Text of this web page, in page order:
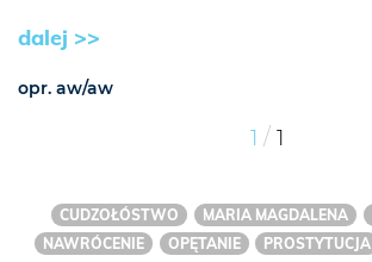
dalej >>
opr. aw/aw
1 / 1
CUDZOŁÓSTWO MARIA MAGDALENA
NAWRÓCENIE
OPĘTANIE PROSTYTUCJA